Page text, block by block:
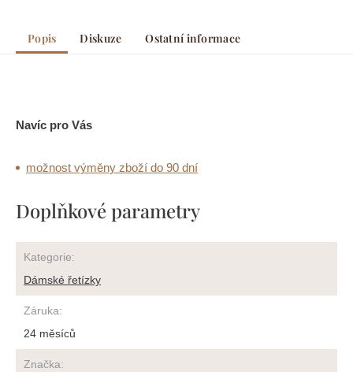
Popis Diskuze Ostatní informace
Navíc pro Vás
možnost výměny zboží do 90 dní
Doplňkové parametry
Kategorie:
Dámské řetízky
Záruka:
24 měsíců
Značka: